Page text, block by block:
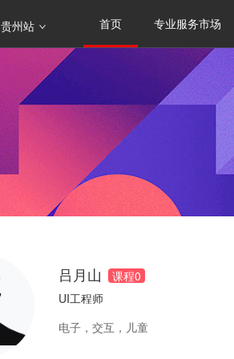
贵州站 首页 专业服务市场
吕月山 课程0
UI工程师
电子，交互，儿童